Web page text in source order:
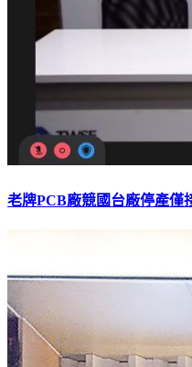
老牌PCB廠競國台廠停產